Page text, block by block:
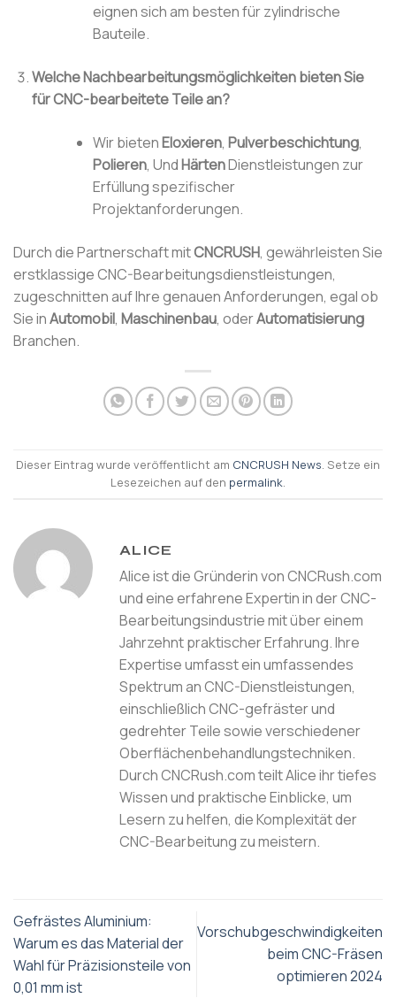
eignen sich am besten für zylindrische
Bauteile.
Welche Nachbearbeitungsmöglichkeiten bieten Sie
für CNC-bearbeitete Teile an?
Wir bietenEloxieren, Pulverbeschichtung,
Polieren, UndHärtenDienstleistungen zur
Erfüllung spezifischer
Projektanforderungen.
Durch die Partnerschaft mitCNCRUSH, gewährleisten Sie
erstklassige CNC-Bearbeitungsdienstleistungen,
zugeschnitten auf Ihre genauen Anforderungen, egal ob
Sie inAutomobil, Maschinenbau, oderAutomatisierung
Branchen.
Dieser Eintrag wurde veröffentlicht am CNCRUSH News. Setze ein
Lesezeichen auf den permalink.
ALICE
Alice ist die Gründerin von CNCRush.com
und eine erfahrene Expertin in der CNC-
Bearbeitungsindustrie mit über einem
Jahrzehnt praktischer Erfahrung. Ihre
Expertise umfasst ein umfassendes
Spektrum an CNC-Dienstleistungen,
einschließlich CNC-gefräster und
gedrehter Teile sowie verschiedener
Oberflächenbehandlungstechniken.
Durch CNCRush.com teilt Alice ihr tiefes
Wissen und praktische Einblicke, um
Lesern zu helfen, die Komplexität der
CNC-Bearbeitung zu meistern.
Gefrästes Aluminium:
Warum es das Material der
Wahl für Präzisionsteile von
0,01 mm ist
Vorschubgeschwindigkeiten
beim CNC-Fräsen
optimieren 2024